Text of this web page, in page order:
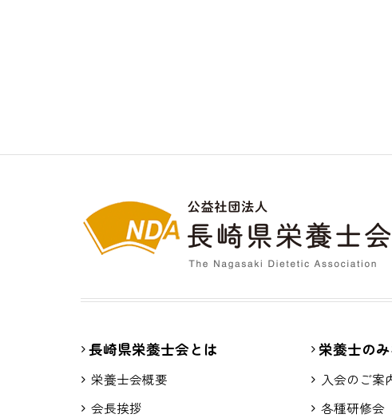
長崎県栄養士会とは
栄養士会概要
会長挨拶
栄養士の
入会のご案
各種研修会